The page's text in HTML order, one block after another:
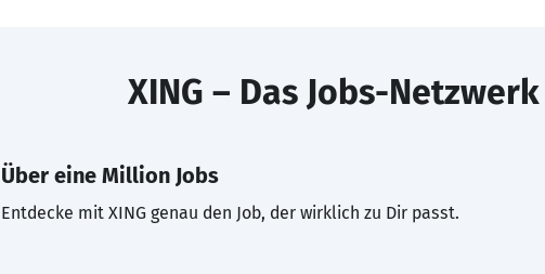
XING – Das Jobs-Netzwerk
Über eine Million Jobs
Entdecke mit XING genau den Job, der wirklich zu Dir passt.